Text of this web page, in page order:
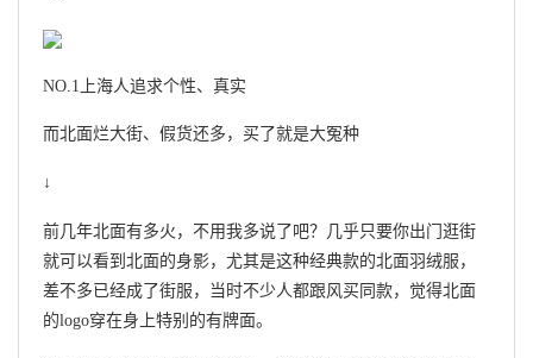
NO.1上海人追求个性、真实
而北面烂大街、假货还多，买了就是大冤种
↓
前几年北面有多火，不用我多说了吧？几乎只要你出门逛街
就可以看到北面的身影，尤其是这种经典款的北面羽绒服，
差不多已经成了街服，当时不少人都跟风买同款，觉得北面
的logo穿在身上特别的有牌面。